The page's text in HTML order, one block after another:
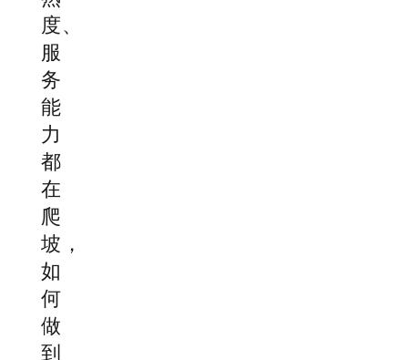
度、
服
务
能
力
都
在
爬
坡，
如
何
做
到